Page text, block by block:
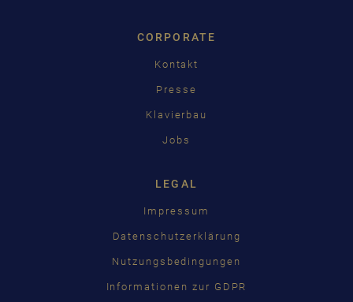
CORPORATE
Kontakt
Presse
Klavierbau
Jobs
LEGAL
Impressum
Datenschutzerklärung
Nutzungsbedingungen
Informationen zur GDPR